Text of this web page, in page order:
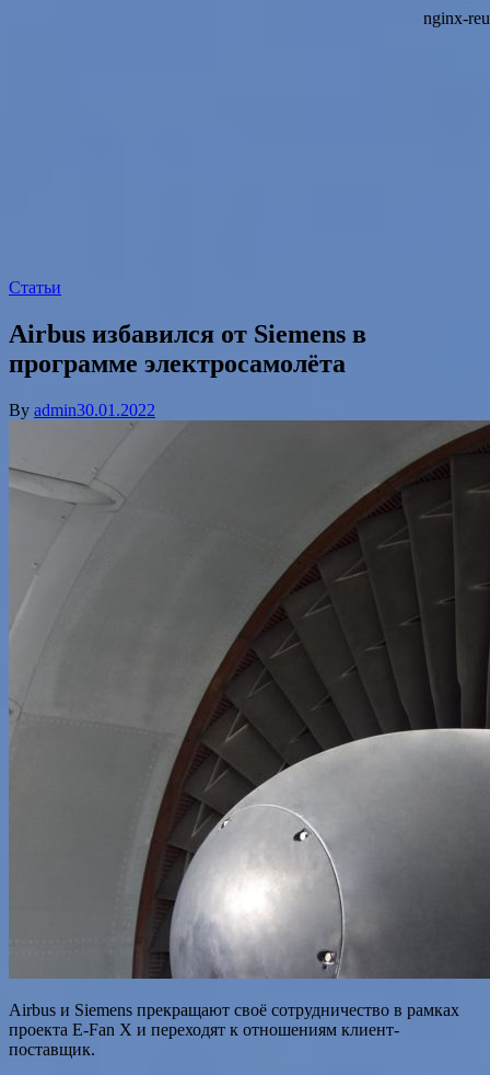
Статьи
Airbus избавился от Siemens в
программе электросамолёта
By admin30.01.2022
Airbus и Siemens прекращают своё сотрудничество в рамках
проекта E-Fan X и переходят к отношениям клиент-
поставщик.